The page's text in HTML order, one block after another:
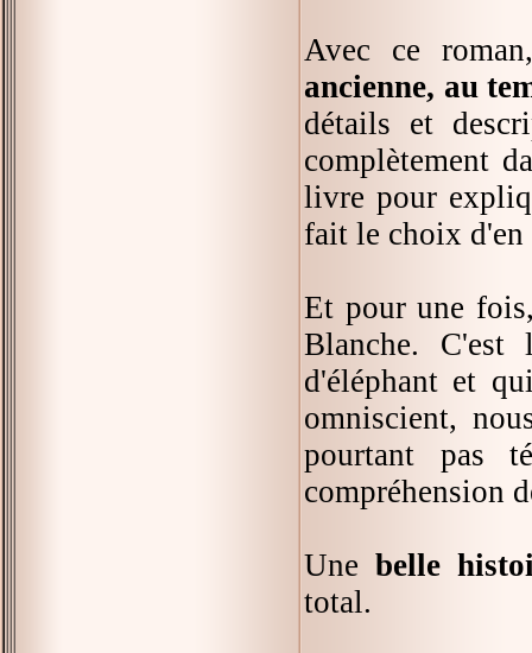
Avec ce
ancienne, au
détails et
complètement
livre pour
fait le choix d'en
Et pour une
Blanche.
d'éléphant et
omniscient,
pourtant pas
compréhension
Une belle
total.